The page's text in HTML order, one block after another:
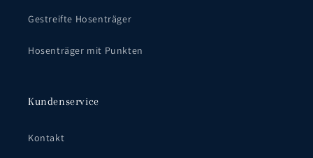
Gestreifte Hosenträger
Hosenträger mit Punkten
Kundenservice
Kontakt